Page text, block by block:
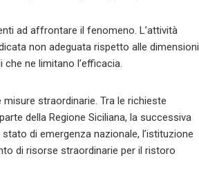
ad affrontare il fenomeno. L’attività
non adeguata rispetto alle dimensioni
ne limitano l’efficacia.
straordinarie. Tra le richieste
della Regione Siciliana, la successiva
di emergenza nazionale, l’istituzione
di risorse straordinarie per il ristoro